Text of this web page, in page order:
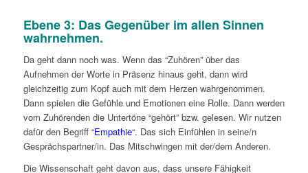
Ebene 3: Das Gegenüber im allen Sinnen
wahrnehmen.
Da geht dann noch was. Wenn das “Zuhören” über das
Aufnehmen der Worte in Präsenz hinaus geht, dann wird
gleichzeitig zum Kopf auch mit dem Herzen wahrgenommen.
Dann spielen die Gefühle und Emotionen eine Rolle. Dann werden
vom Zuhörenden die Untertöne “gehört” bzw. gelesen. Wir nutzen
dafür den Begriff “Empathie“. Das sich Einfühlen in seine/n
Gesprächspartner/in. Das Mitschwingen mit der/dem Anderen.
Die Wissenschaft geht davon aus, dass unsere Fähigkeit